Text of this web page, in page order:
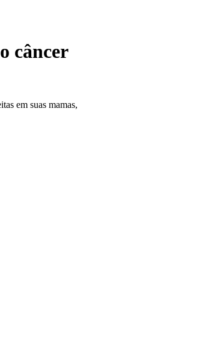
câncer
em suas mamas,